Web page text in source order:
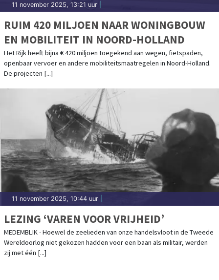
11 november 2025, 13:21 uur
RUIM 420 MILJOEN NAAR WONINGBOUW
EN MOBILITEIT IN NOORD-HOLLAND
Het Rijk heeft bijna € 420 miljoen toegekend aan wegen, fietspaden,
openbaar vervoer en andere mobiliteitsmaatregelen in Noord-Holland.
De projecten [...]
11 november 2025, 10:44 uur
LEZING ‘VAREN VOOR VRIJHEID’
MEDEMBLIK - Hoewel de zeelieden van onze handelsvloot in de Tweede
Wereldoorlog niet gekozen hadden voor een baan als militair, werden
zij met één [...]